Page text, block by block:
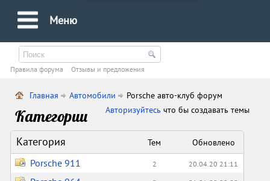
Меню
Правила форума Oтзывы и предложения
Главная Автомобили
Porsche авто-клуб форум
Авторизуйтесь что бы создавать темы
Категории
Категория Тем Обновлено
Porsche 911 2 20.04.20 21:11